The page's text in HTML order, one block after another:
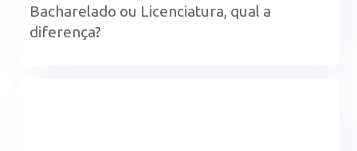
Bacharelado ou Licenciatura, qual a
diferença?